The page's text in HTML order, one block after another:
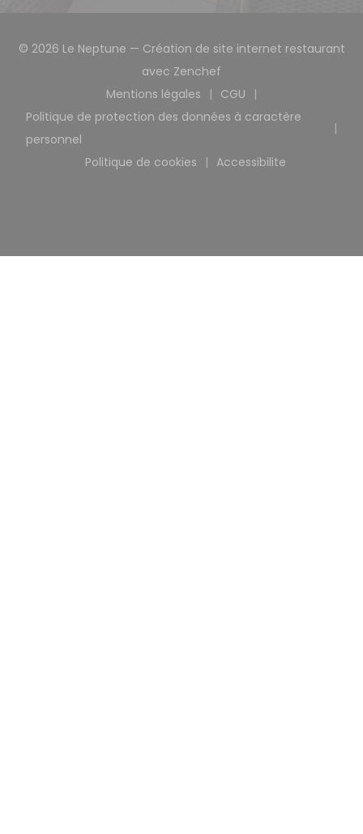
© 2026 Le Neptune — Création de site internet restaurant
avec Zenchef
Mentions légales
((ouvre une nouvelle fenêtre))
CGU
((ouvre une
Politique de protection des données à caractère
personnel
((ouvre une nouvelle fenêtre))
Politique de cookies
((ouvre une nouvelle fenêtre))
Accessibilite